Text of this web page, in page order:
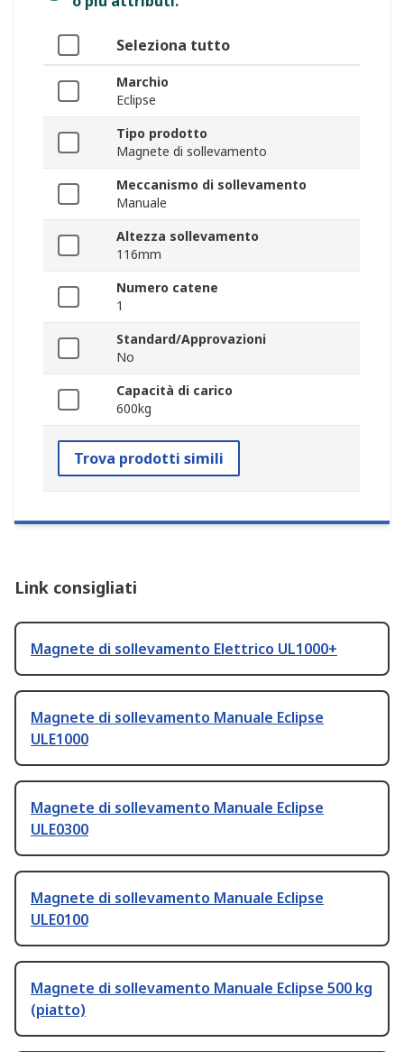
Seleziona tutto
Marchio
Eclipse
Tipo prodotto
Magnete di sollevamento
Meccanismo di sollevamento
Manuale
Altezza sollevamento
116mm
Numero catene
1
Standard/Approvazioni
No
Capacità di carico
600kg
Trova prodotti simili
Link consigliati
Magnete di sollevamento Elettrico UL1000+
Magnete di sollevamento Manuale Eclipse
ULE1000
Magnete di sollevamento Manuale Eclipse
ULE0300
Magnete di sollevamento Manuale Eclipse
ULE0100
Magnete di sollevamento Manuale Eclipse 500 kg
(piatto)